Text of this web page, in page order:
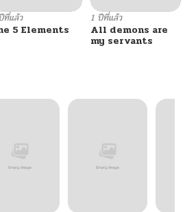
ที่แล้ว
5 Elements
1 ปีที่แล้ว
All demons are
my servants